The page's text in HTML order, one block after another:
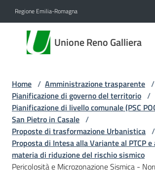
Regione Emilia-Romagna
Unione Reno Galliera
Unione
Reno
Amministrazione
Menu selezionato
Novità
Servizi
Home / Amministrazione trasparente /
Pianificazione di governo del territorio /
Pianificazione di livello comunale (PSC
San Pietro in Casale /
Proposte di trasformazione Urbanistica /
Proposta di Intesa alla Variante al PTCP e
materia di riduzione del rischio sismico
Pericolosità e Microzonazione Sismica -